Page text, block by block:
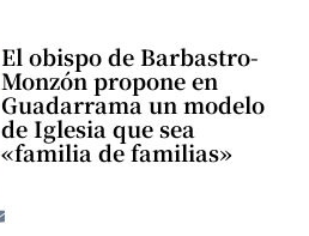
El obispo de Barbastro-
Monzón propone en
Guadarrama un modelo
de Iglesia que sea
«familia de familias»